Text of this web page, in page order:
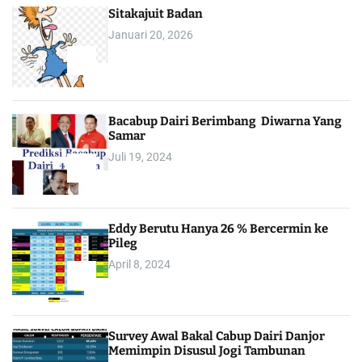
Sitakajuit Badan
Januari 20, 2026
Bacabup Dairi Berimbang Diwarna Yang
Samar
Juli 19, 2024
Eddy Berutu Hanya 26 % Bercermin ke
Pileg
April 8, 2024
Survey Awal Bakal Cabup Dairi Danjor
Memimpin Disusul Jogi Tambunan